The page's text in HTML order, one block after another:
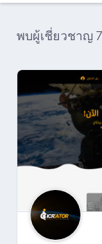
พบผู้เชี่ยวชาญ